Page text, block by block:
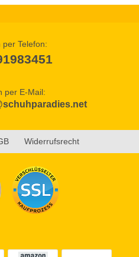
per Telefon:
per E-Mail:
Widerrufsrecht